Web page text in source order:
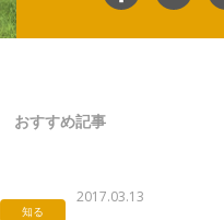
おすすめ記事
知る
2017.03.13